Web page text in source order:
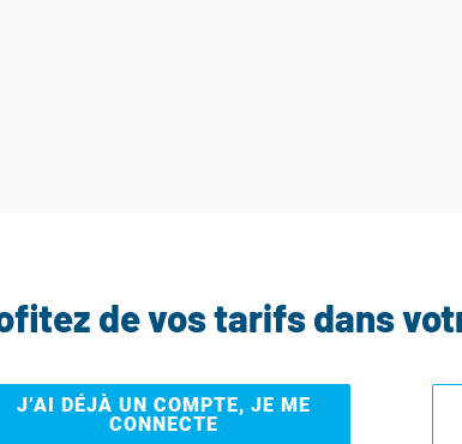
de vos tarifs dans
J’AI DÉJÀ UN COMPTE, JE ME
CONNECTE